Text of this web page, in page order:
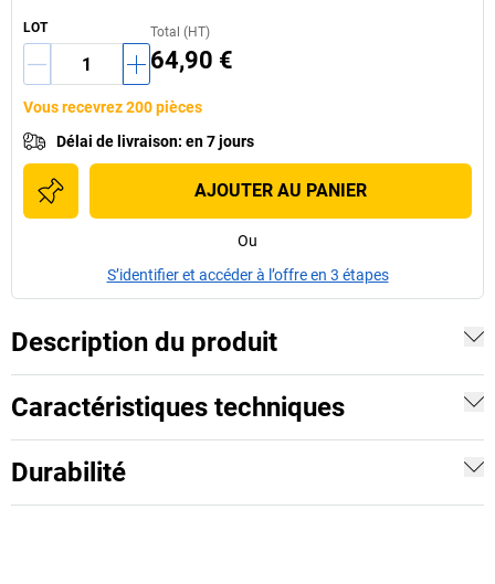
LOT Total (HT)
64,90 €
Vous recevrez 200 pièces
Délai de livraison: en 7 jours
AJOUTER AU PANIER
Ou
S’identifier et accéder à l’offre en 3 étapes
Description du produit
Caractéristiques techniques
Durabilité